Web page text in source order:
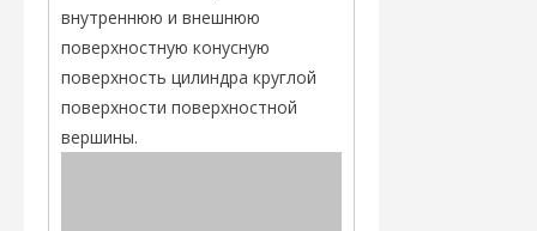
внутреннюю и внешнюю
поверхностную конусную
поверхность цилиндра круглой
поверхности поверхностной
вершины.